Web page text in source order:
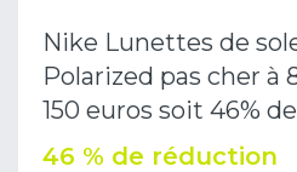
Nike Lunettes de
Polarized pas cher à
150 euros soit 46%
46 % de réduction